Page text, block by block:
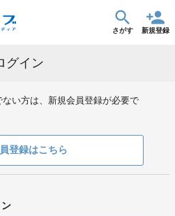
さがす 新規登録
グイン
い方は、新規会員登録が必要で
登録はこちら